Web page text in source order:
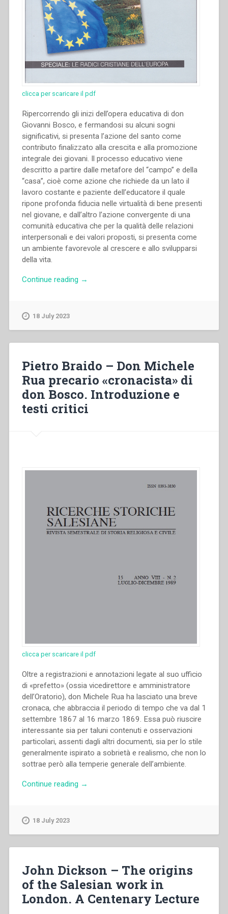
clicca per scaricare il pdf
Ripercorrendo gli inizi dell’opera educativa di don
Giovanni Bosco, e fermandosi su alcuni sogni
significativi, si presenta l’azione del santo come
contributo finalizzato alla crescita e alla promozione
integrale dei giovani. Il processo educativo viene
descritto a partire dalle metafore del “campo” e della
“casa”, cioè come azione che richiede da un lato il
lavoro costante e paziente dell’educatore il quale
ripone profonda fiducia nelle virtualità di bene presenti
nel giovane, e dall’altro l’azione convergente di una
comunità educativa che per la qualità delle relazioni
interpersonali e dei valori proposti, si presenta come
un ambiente favorevole al crescere e allo svilupparsi
della vita.
Continue reading “Piera
attraverso
l’azione
educativa”
→
18 July 2023
Pietro Braido – Don Michele
Rua precario «cronacista» di
don Bosco. Introduzione e
testi critici
clicca per scaricare il pdf
Oltre a registrazioni e annotazioni legate al suo ufficio
di «prefetto» (ossia vicedirettore e amministratore
dell’Oratorio), don Michele Rua ha lasciato una breve
cronaca, che abbraccia il periodo di tempo che va dal 1
settembre 1867 al 16 marzo 1869. Essa può riuscire
interessante sia per taluni contenuti e osservazioni
particolari, assenti dagli altri documenti, sia per lo stile
generalmente ispirato a sobrietà e realismo, che non lo
sottrae però alla temperie generale dell’ambiente.
Continue reading “Pietro
di
don
Bosco.
→
18 July 2023
John Dickson – The origins
of the Salesian work in
London. A Centenary Lecture